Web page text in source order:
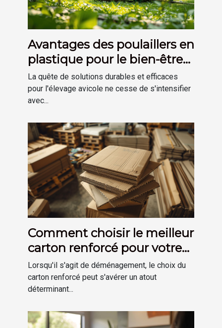
Avantages des poulaillers en
plastique pour le bien-être
des poules
La quête de solutions durables et efficaces
pour l'élevage avicole ne cesse de s'intensifier
avec...
Comment choisir le meilleur
carton renforcé pour votre
déménagement
Lorsqu'il s'agit de déménagement, le choix du
carton renforcé peut s'avérer un atout
déterminant...